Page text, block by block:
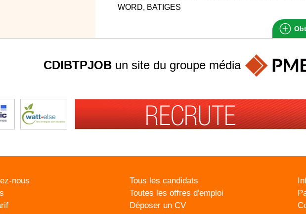
WORD, BATIGES
CDIBTPJOBun site du groupe média
nous
Tous les candidats
Toutes les offres d'emploi
Déposer un CV